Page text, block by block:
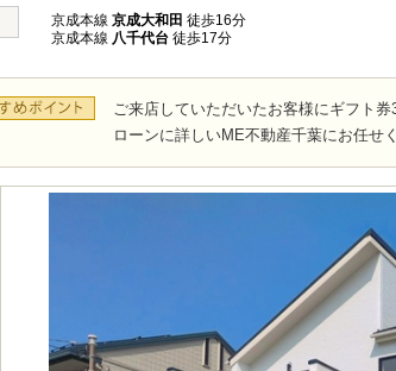
京成本線 京成大和田 徒歩16分
京成本線 八千代台 徒歩17分
ご来店していただいたお客様にギフト
ローンに詳しいME不動産千葉にお任せ